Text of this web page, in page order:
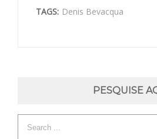
TAGS: Denis Bevacqua
PESQUISE